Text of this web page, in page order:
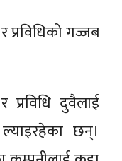
गज्जब
दुवैलाई
छन्।